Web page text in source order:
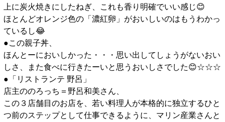
上に炭火焼きにしたねぎ、これも香り明確でいい感じ😊
ほとんどオレンジ色の「濃紅卵」がおいしいのはもうわかっ
ているし😂
●この親子丼、
ほんとーにおいしかった・・・思い出してしょうがないおい
しさ、また食べに行きたーいと思うおいしさでした😊☆☆☆
●「リストランテ 野呂」
店主ののろっち＝野呂和美さん、
この３店舗目のお店を、若い料理人が本格的に独立するひと
つ前のステップとして仕事できるように、マリン産業さんと